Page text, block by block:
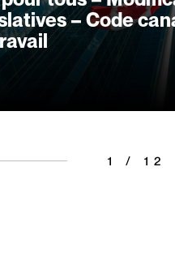
– Code
1 / 12